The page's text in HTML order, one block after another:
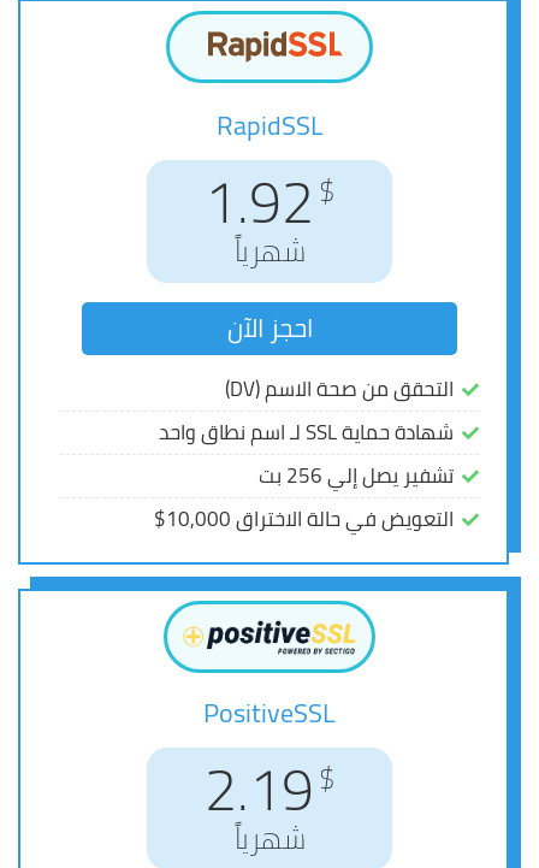
RapidSSL
$
2.42
شهرياً
التحقق من صحة الاسم (DV)
شهادة حماية SSL لـ اسم نطاق واحد
تشفير يصل إلي 256 بت
التعويض في حالة الاختراق 10,000$
احجز الآن
PositiveSSL
$
2.83
شهرياً
RapidSSL
$
1.92
شهرياً
التحقق من صحة الاسم (DV)
شهادة حماية SSL لـ اسم نطاق واحد
تشفير يصل إلي 256 بت
التعويض في حالة الاختراق 10,000$
احجز الآن
PositiveSSL
$
2.19
شهرياً